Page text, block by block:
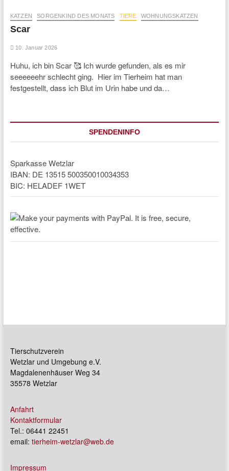
KATZEN SORGENKIND DES MONATS TIERE WOHNUNGSKATZEN
Scar
10. Januar 2026
Huhu, ich bin Scar 🥰 Ich wurde gefunden, als es mir
seeeeeehr schlecht ging. Hier im Tierheim hat man
festgestellt, dass ich Blut im Urin habe und da…
SPENDENINFO
Sparkasse Wetzlar
IBAN: DE 13515 500350010034353
BIC: HELADEF 1WET
Tierschutzverein
Wetzlar und Umgebung e.V.
Magdalenenhäuser Weg 34
35578 Wetzlar
Anfahrt
Kontaktformular
Tel.: 06441 22451
email: tierheim-wetzlar@web.de
Impressum